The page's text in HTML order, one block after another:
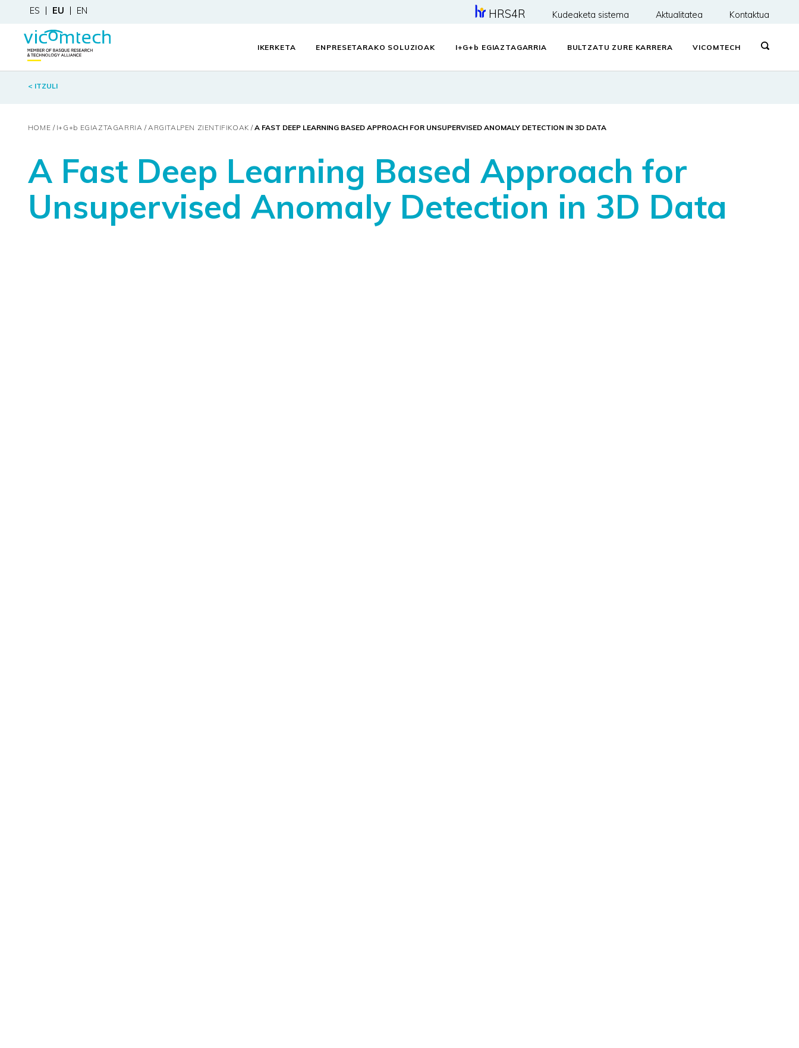
ES EU EN HRS4R Kudeaketa sistema Aktualitatea Kontaktua
IKERKETA ENPRESETARAKO SOLUZIOAK I+G+ b EGIAZTAGARRIA BULTZATU ZURE KARRERA VICOMTECH
< ITZULI
HOME I+G+b EGIAZTAGARRIA ARGITALPEN ZIENTIFIKOAK A FAST DEEP LEARNING BASED APPROACH FOR UNSUPERVISED ANOMALY DETECTION IN 3D DATA
A Fast Deep Learning Based Approach for
Unsupervised Anomaly Detection in 3D Data